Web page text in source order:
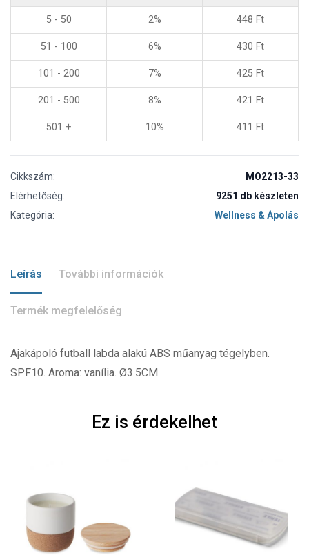
5 - 50 2% 448 Ft
51 - 100 6% 430 Ft
101 - 200 7% 425 Ft
201 - 500 8% 421 Ft
501 + 10% 411 Ft
Cikkszám:
MO2213-33
Elérhetőség:
9251 db készleten
Kategória:
Wellness & Ápolás
Leírás További információk
Termék megfelelőség
Ajakápoló futball labda alakú ABS műanyag tégelyben.
SPF10. Aroma: vanília. Ø3.5CM
Ez is érdekelhet